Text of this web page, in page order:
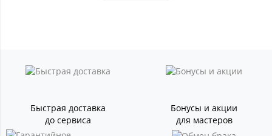
Быстрая доставка
до сервиса
Бонусы и акции
для мастеров